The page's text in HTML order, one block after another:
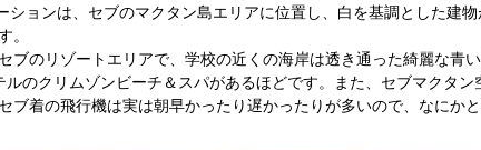
ションは、セブのマクタン島エリアに位置し、白を基調とした建
。
ブのリゾートエリアで、学校の近くの海岸は透き通った綺麗な青
ルのクリムゾンビーチ＆スパがあるほどです。また、セブマクタ
ブ着の飛行機は実は朝早かったり遅かったりが多いので、なにか